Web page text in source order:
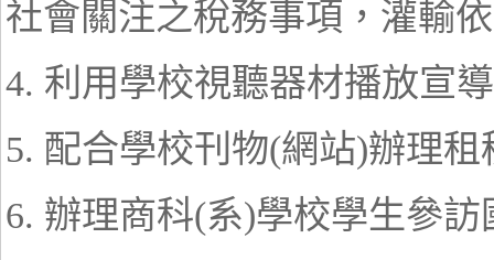
社會關注之稅務事項，灌輸
4. 利用學校視聽器材播放宣
5. 配合學校刊物(網站)辦理
6. 辦理商科(系)學校學生參訪